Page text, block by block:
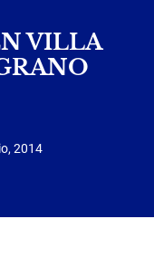
VILLA
2014